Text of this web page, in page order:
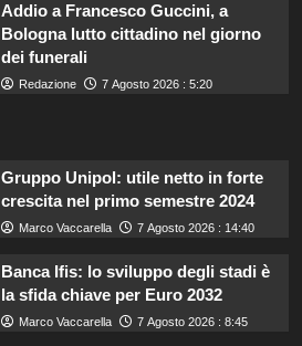
Addio a Francesco Guccini, a
Bologna lutto cittadino nel giorno
dei funerali
Redazione 7 Agosto 2026 : 5:20
Gruppo Unipol: utile netto in forte
crescita nel primo semestre 2024
Marco Vaccarella 7 Agosto 2026 : 14:40
Banca Ifis: lo sviluppo degli stadi è
la sfida chiave per Euro 2032
Marco Vaccarella 7 Agosto 2026 : 8:45